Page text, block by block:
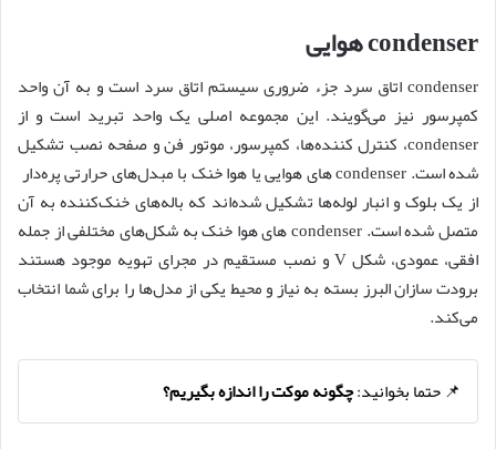
condenser هوایی
condenser اتاق سرد جزء ضروری سیستم اتاق سرد است و به آن واحد
کمپرسور نیز می‌گویند. این مجموعه اصلی یک واحد تبرید است و از
condenser، کنترل کننده‌ها، کمپرسور، موتور فن و صفحه نصب تشکیل
شده است. condenser های هوایی یا هوا خنک با مبدل‌های حرارتی پره‌دار
از یک بلوک و انبار لوله‌ها تشکیل شده‌اند که باله‌های خنک‌کننده به آن
متصل شده است. condenser های هوا خنک به شکل‌های مختلفی از جمله
افقی، عمودی، شکل V و نصب مستقیم در مجرای تهویه موجود هستند
برودت سازان البرز بسته به نیاز و محیط یکی از مدل‌ها را برای شما انتخاب
می‌کند.
📌 حتما بخوانید:چگونه موکت را اندازه بگیریم؟